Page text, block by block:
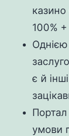
100%
є й
Портал
умови